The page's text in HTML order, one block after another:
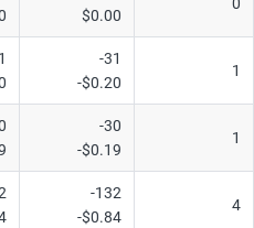
$0.00
-31
-$0.20
1
-30
-$0.19
1
-132
-$0.84
4